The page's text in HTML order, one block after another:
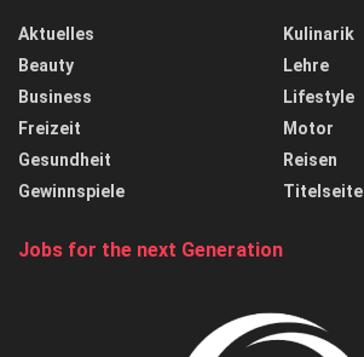
Aktuelles
Beauty
Business
Freizeit
Gesundheit
Gewinnspiele
Kulinarik
Lehre
Lifestyle
Motor
Reisen
Titelseite
Jobs for the next Generation